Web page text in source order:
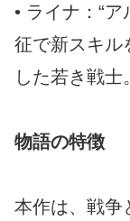
• ライナ：“
征で新スキル
した若き戦
物語の特徴
本作は、戦争